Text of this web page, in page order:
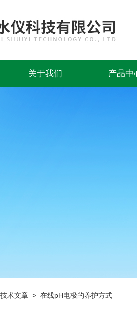
关于我们 产品中
技术文章 > 在线pH电极的养护方式